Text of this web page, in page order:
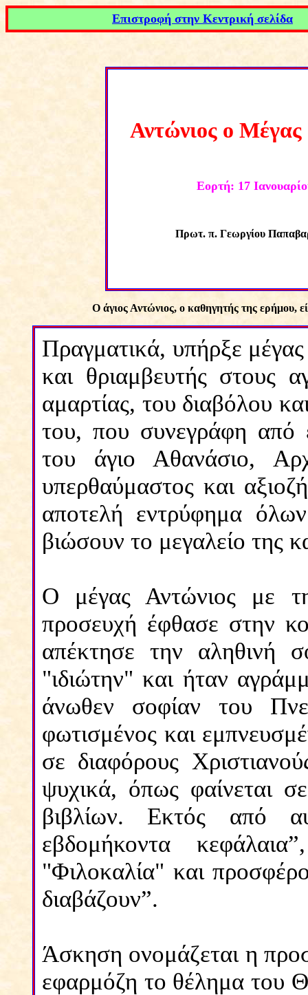
Επιστροφή στην Κεντρική σελίδα
Αντώνιος ο Μέγας
Εορτή: 17
Πρωτ. π. Γεωργίου
Ο άγιος Αντώνιος, ο καθηγητής της ερήμου,
Πραγματικά, υπήρξε
και θριαμβευτής στους
αμαρτίας, του διαβόλου
του, που συνεγράφη από
του άγιο Αθανάσιο,
υπερθαύμαστος και
αποτελή εντρύφημα
βιώσουν το μεγαλείο της
Ο μέγας Αντώνιος με
προσευχή έφθασε στην
απέκτησε την αληθινή
"ιδιώτην" και ήταν
άνωθεν σοφίαν του
φωτισμένος και
σε διαφόρους
ψυχικά, όπως φαίνεται
βιβλίων. Εκτός από
εβδομήκοντα
"Φιλοκαλία" και
διαβάζουν”.
Άσκηση ονομάζεται η
εφαρμόζη το θέλημα του